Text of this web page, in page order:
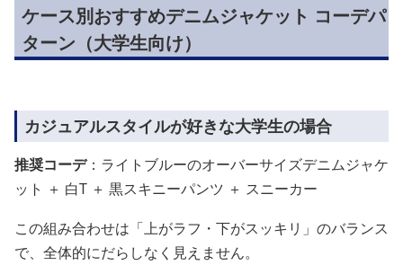
ケース別おすすめデニムジャケット コーデパ
ターン（大学生向け）
カジュアルスタイルが好きな大学生の場合
推奨コーデ：ライトブルーのオーバーサイズデニムジャケ
ット ＋ 白T ＋ 黒スキニーパンツ ＋ スニーカー
この組み合わせは「上がラフ・下がスッキリ」のバランス
で、全体的にだらしなく見えません。